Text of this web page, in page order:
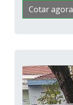
Cotar agora